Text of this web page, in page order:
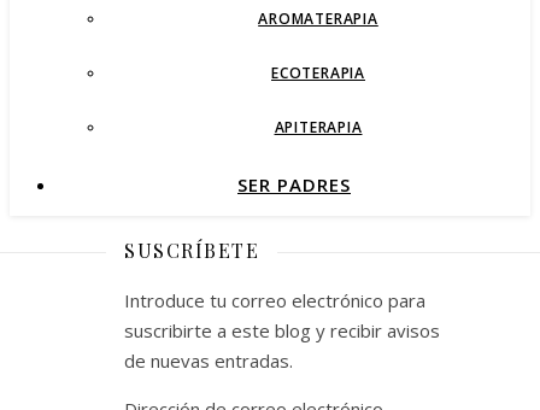
AROMATERAPIA
ECOTERAPIA
APITERAPIA
SER PADRES
SUSCRÍBETE
Introduce tu correo electrónico para
suscribirte a este blog y recibir avisos
de nuevas entradas.